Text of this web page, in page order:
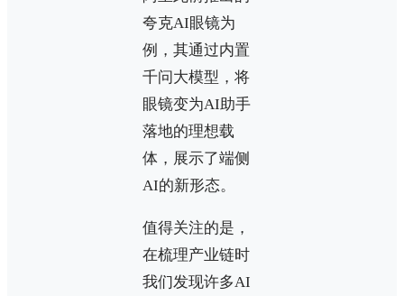
夸克AI眼镜为
例，其通过内置
千问大模型，将
眼镜变为AI助手
落地的理想载
体，展示了端侧
AI的新形态。
值得关注的是，
在梳理产业链时
我们发现许多AI